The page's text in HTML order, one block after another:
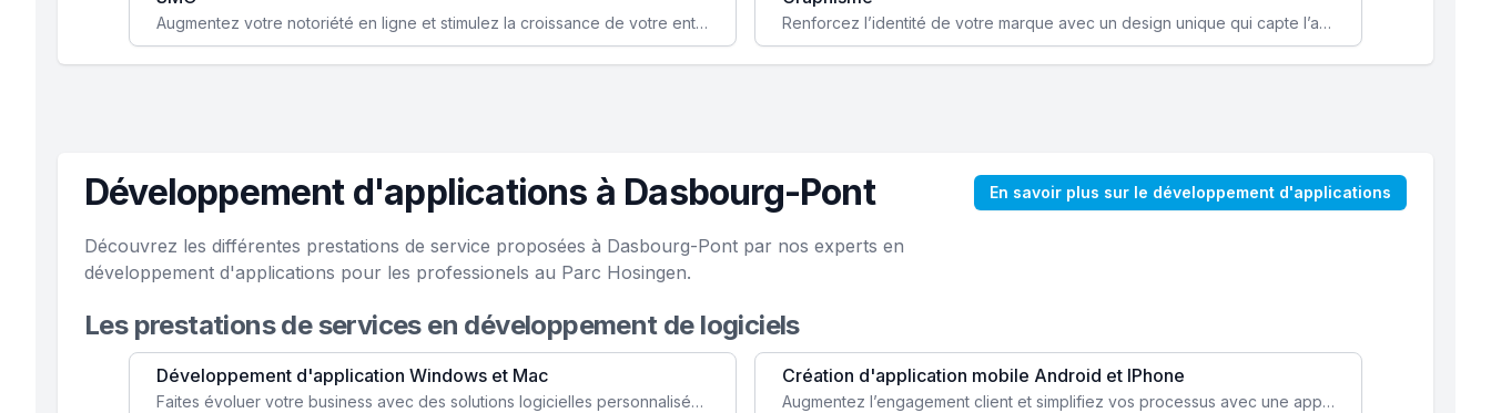
Augmentez votre notoriété en ligne et stimulez la croissance de votre entreprise grâce à une stratégie sociale sur mesure. Renforcez l’identité de votre marque avec un design unique qui capte l’attention et engage vos clients.
Développement d'applications à Dasbourg-Pont En savoir plus sur le développement d'applications
Découvrez les différentes prestations de service proposées à Dasbourg-Pont par nos experts en
développement d'applications pour les professionels au Parc Hosingen.
Les prestations de services en développement de logiciels
Développement d'application Windows et Mac
Faites évoluer votre business avec des solutions logicielles personnalisées, parfaitement adaptées à vos besoins spécifiques.
Création d'application mobile Android et IPhone
Augmentez l’engagement client et simplifiez vos processus avec une application mobile sur mesure, disponible sur iOS et Android.